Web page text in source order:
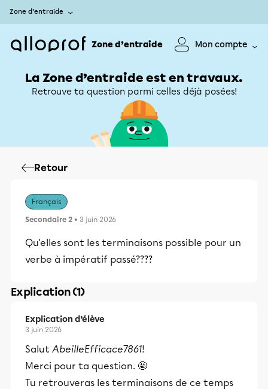
Zone d’entraide
Zone d’entraide Mon compte
La Zone d’entraide est en travaux.
Retrouve ta question parmi celles déjà posées!
Retour
Français
Secondaire 2 • 3 juin 2026
Qu'elles sont les terminaisons possible pour un
verbe à impératif passé????
Explication (1)
Explication d’élève
3 juin 2026
Salut AbeilleEfficace7861!
Merci pour ta question. 🤩
Tu retrouveras les terminaisons de ce temps